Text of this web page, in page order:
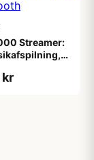
Streamer: